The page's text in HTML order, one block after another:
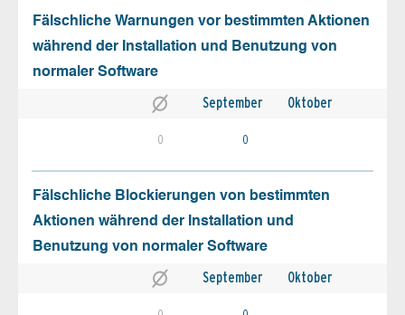
Fälschliche Warnungen vor bestimmten Aktionen
während der Installation und Benutzung von
normaler Software
September Oktober
0 0
Fälschliche Blockierungen von bestimmten
Aktionen während der Installation und
Benutzung von normaler Software
September Oktober